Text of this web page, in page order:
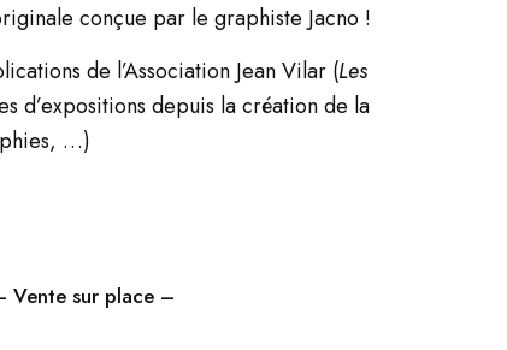
conçue par le graphiste Jacno !
de l’Association Jean Vilar (Les
d’expositions depuis la création de la
…)
Vente sur place –